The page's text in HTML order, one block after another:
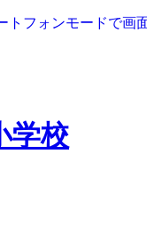
トフォンモードで画
学校